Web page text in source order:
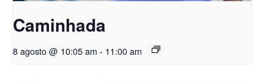
Caminhada
8 agosto @ 10:05 am - 11:00 am